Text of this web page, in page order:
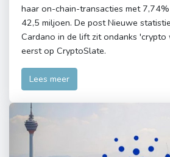
haar on-chain-transacties met
42,5 miljoen. De post Nieuwe
Cardano in de lift zit ondanks 'crypto
eerst op CryptoSlate.
Lees meer